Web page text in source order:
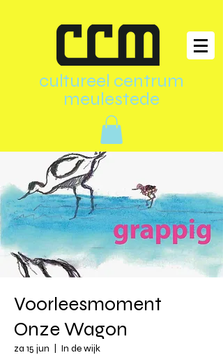
cultureel centrum
meulestede
Voorleesmoment
Onze Wagon
za 15 jun In de wijk